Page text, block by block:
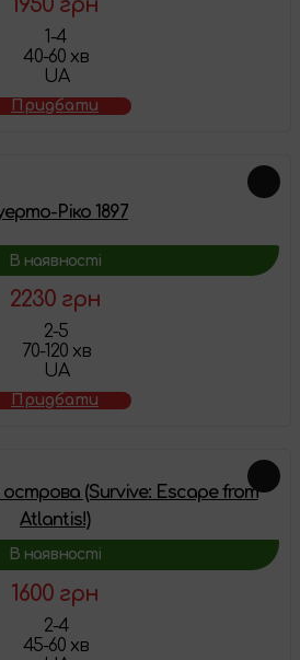
1950 грн
1-4
40-60 хв
UA
Придбати
Ріко 1897
В наявності
2230 грн
2-5
70-120 хв
UA
Придбати
(Survive: Escape from
Atlantis!)
В наявності
1600 грн
2-4
45-60 хв